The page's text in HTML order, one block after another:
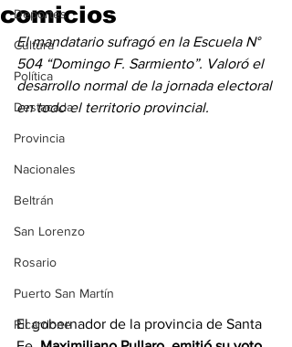
Deportes
Cultura
Política
Destacada
Provincia
Nacionales
Beltrán
San Lorenzo
Rosario
Puerto San Martín
Ricardone
comicios
El mandatario sufragó en la Escuela N°
504 “Domingo F. Sarmiento”. Valoró el
desarrollo normal de la jornada electoral
en todo el territorio provincial.
El gobernador de la provincia de Santa